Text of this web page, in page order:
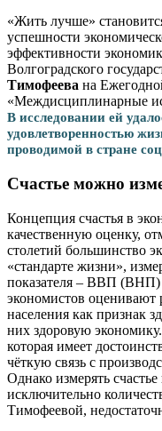
«Жить лучше»
успешности
эффективности
Волгоградского
Тимофеева на
«Междисциплинарные
В исследовании ей
удовлетворенностью
проводимой в стране
Счастье можно
Концепция счастья в
качественную оценку,
столетий большинство
«стандарте жизни»,
показателя – ВВП (ВНП)
экономистов
населения как признак
них здоровую
которая имеет
чёткую связь с
Однако измерять
исключительно
Тимофеевой,